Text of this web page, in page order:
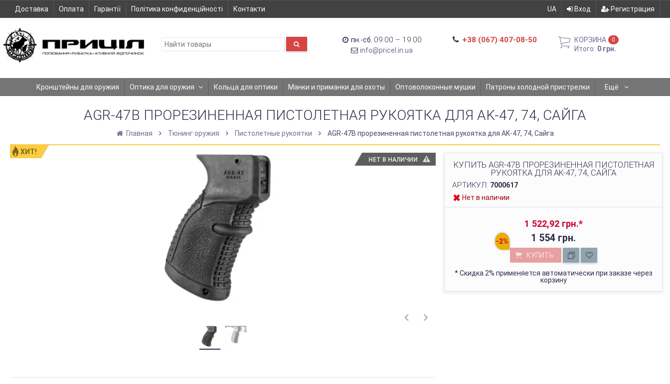
Доставка Оплата Гарантії Політика конфиденційності Контакти UA Вход Регистрация
пн.-сб. 09:00 – 19:00
info@pricel.in.ua
+38 (067) 407-08-50 КОРЗИНА 0
Итого: 0 грн.
Кронштейны для оружия Оптика для оружия Кольца для оптики Манки и приманки для охоты Оптоволоконные мушки Патроны холодной пристрелки Ещё
AGR-47B ПРОРЕЗИНЕННАЯ ПИСТОЛЕТНАЯ РУКОЯТКА ДЛЯ AK-47, 74, САЙГА
Главная Тюнинг оружия Пистолетные рукоятки AGR-47B прорезиненная пистолетная рукоятка для AK-47, 74, Сайга
ХИТ!
НЕТ В НАЛИЧИИ
КУПИТЬ AGR-47B ПРОРЕЗИНЕННАЯ ПИСТОЛЕТНАЯ
РУКОЯТКА ДЛЯ AK-47, 74, САЙГА
АРТИКУЛ: 7000617
Нет в наличии
1 522,92 грн.*
1 554 грн.
КУПИТЬ
*Скидка 2% применяется автоматически при заказе через
корзину